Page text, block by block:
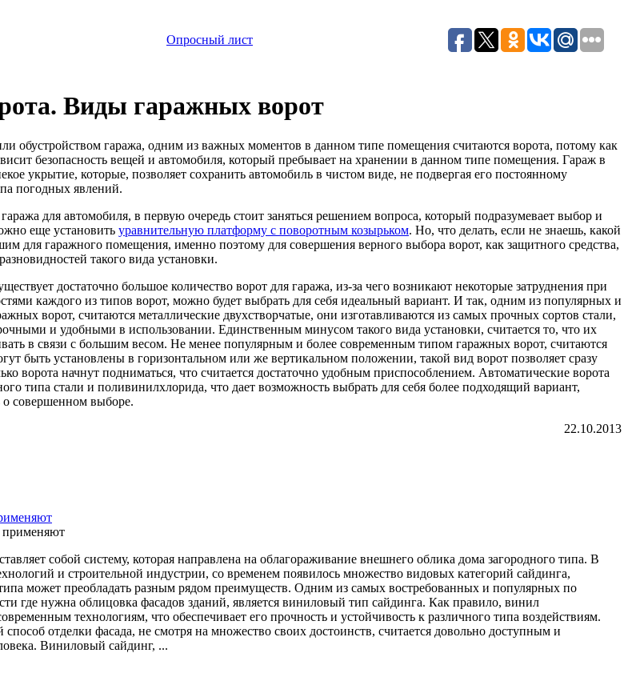
Опросный лист
Виды гаражных ворот
обустройством гаража, одним из важных моментов в данном типе помещения считаются ворота, потому как
безопасность вещей и автомобиля, который пребывает на хранении в данном типе помещения. Гараж в
укрытие, которые, позволяет сохранить автомобиль в чистом виде, не подвергая его постоянному
погодных явлений.
для автомобиля, в первую очередь стоит заняться решением вопроса, который подразумевает выбор и
еще установить уравнительную платформу с поворотным козырьком. Но, что делать, если не знаешь, какой
для гаражного помещения, именно поэтому для совершения верного выбора ворот, как защитного средства,
такого вида установки.
достаточно большое количество ворот для гаража, из-за чего возникают некоторые затруднения при
каждого из типов ворот, можно будет выбрать для себя идеальный вариант. И так, одним из популярных и
ворот, считаются металлические двухстворчатые, они изготавливаются из самых прочных сортов стали,
и удобными в использовании. Единственным минусом такого вида установки, считается то, что их
в связи с большим весом. Не менее популярным и более современным типом гаражных ворот, считаются
быть установлены в горизонтальном или же вертикальном положении, такой вид ворот позволяет сразу
ворота начнут подниматься, что считается достаточно удобным приспособлением. Автоматические ворота
типа стали и поливинилхлорида, что дает возможность выбрать для себя более подходящий вариант,
о совершенном выборе.
22.10.2013
собой систему, которая направлена на облагораживание внешнего облика дома загородного типа. В
и строительной индустрии, со временем появилось множество видовых категорий сайдинга,
может преобладать разным рядом преимуществ. Одним из самых востребованных и популярных по
где нужна облицовка фасадов зданий, является виниловый тип сайдинга. Как правило, винил
технологиям, что обеспечивает его прочность и устойчивость к различного типа воздействиям.
отделки фасада, не смотря на множество своих достоинств, считается довольно доступным и
Виниловый сайдинг, ...